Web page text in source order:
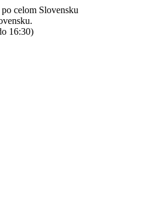
celom Slovensku
16:30)